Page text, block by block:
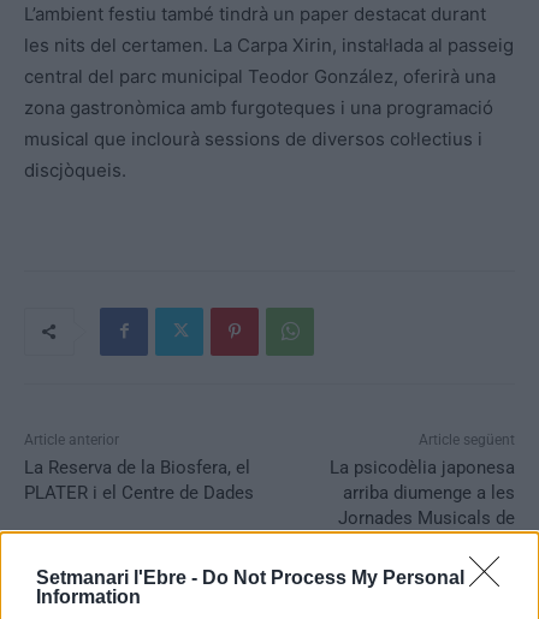
Setmanari l'Ebre - Do Not Process My Personal
Information
L’ambient festiu també tindrà un paper destacat durant
les nits del certamen. La Carpa Xirin, instal·lada al passeig
central del parc municipal Teodor González, oferirà una
zona gastronòmica amb furgoteques i una programació
musical que inclourà sessions de diversos col·lectius i
discjòqueis.
Article anterior
La Reserva de la Biosfera, el
PLATER i el Centre de Dades
Article següent
La psicodèlia japonesa
arriba diumenge a les
Jornades Musicals de